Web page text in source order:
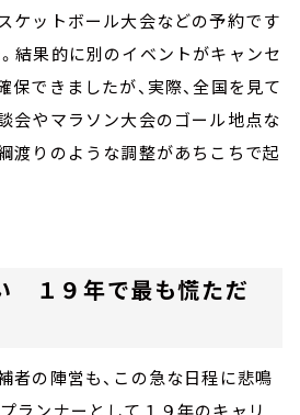
ケットボール大会などの予約です
結果的に別のイベントがキャンセ
保できましたが、実際、全国を見て
会やマラソン大会のゴール地点な
渡りのような調整があちこちで起
１９年で最も慌ただ
者の陣営も、この急な日程に悲鳴
ランナーとして１９年のキャリ